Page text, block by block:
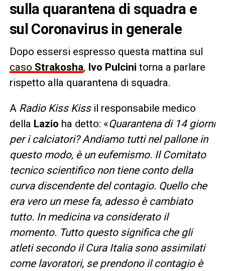
sulla quarantena di squadra e
sul Coronavirus in generale
Dopo essersi espresso questa mattina sul
caso Strakosha, Ivo Pulcini torna a parlare
rispetto alla quarantena di squadra.
A Radio Kiss Kissil responsabile medico
della Lazio ha detto: «Quarantena di 14 giorni
per i calciatori? Andiamo tutti nel pallone in
questo modo, è un eufemismo. Il Comitato
tecnico scientifico non tiene conto della
curva discendente del contagio. Quello che
era vero un mese fa, adesso è cambiato
tutto. In medicina va considerato il
momento. Tutto questo significa che gli
atleti secondo il Cura Italia sono assimilati
come lavoratori, se prendono il contagio è